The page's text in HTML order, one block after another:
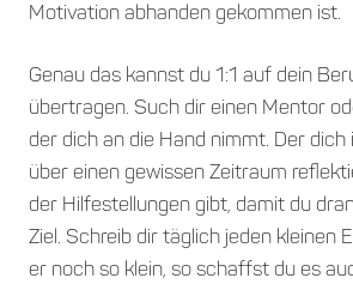
Motivation abhanden gekommen ist.
Genau das kannst du 1:1 auf dein
übertragen. Such dir einen Mentor
der dich an die Hand nimmt. Der
über einen gewissen Zeitraum
der Hilfestellungen gibt, damit du
Ziel. Schreib dir täglich jeden kleinen
er noch so klein, so schaffst du es